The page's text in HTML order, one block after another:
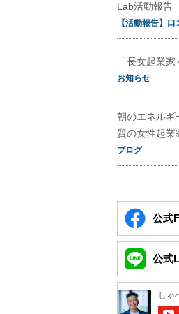
Lab活動報告
【活動報告】
「長女起業
お知らせ
朝のエネルギ
質の女性起業
ブログ
公式
公式